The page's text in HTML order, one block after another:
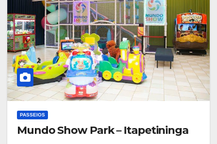
PASSEIOS
Mundo Show Park – Itapetininga